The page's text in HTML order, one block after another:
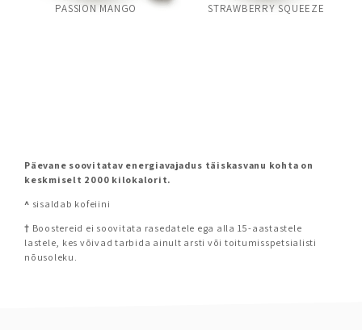
PASSION MANGO STRAWBERRY SQUEEZE
Päevane soovitatav energiavajadus täiskasvanu kohta on
keskmiselt 2000 kilokalorit.
^ sisaldab kofeiini
† Boostereid ei soovitata rasedatele ega alla 15-aastastele
lastele, kes võivad tarbida ainult arsti või toitumisspetsialisti
nõusoleku.